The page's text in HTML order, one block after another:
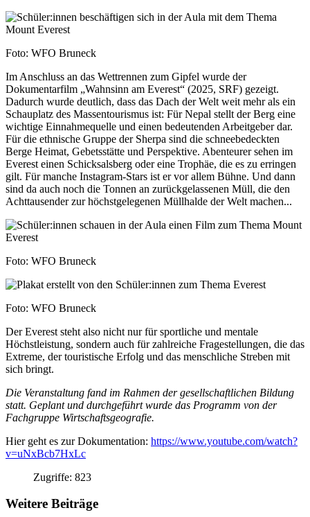
Foto: WFO Bruneck
Im Anschluss an das Wettrennen zum Gipfel wurde der
Dokumentarfilm „Wahnsinn am Everest“ (2025, SRF) gezeigt.
Dadurch wurde deutlich, dass das Dach der Welt weit mehr als ein
Schauplatz des Massentourismus ist: Für Nepal stellt der Berg eine
wichtige Einnahmequelle und einen bedeutenden Arbeitgeber dar.
Für die ethnische Gruppe der Sherpa sind die schneebedeckten
Berge Heimat, Gebetsstätte und Perspektive. Abenteurer sehen im
Everest einen Schicksalsberg oder eine Trophäe, die es zu erringen
gilt. Für manche Instagram-Stars ist er vor allem Bühne. Und dann
sind da auch noch die Tonnen an zurückgelassenen Müll, die den
Achttausender zur höchstgelegenen Müllhalde der Welt machen...
Foto: WFO Bruneck
Foto: WFO Bruneck
Der Everest steht also nicht nur für sportliche und mentale
Höchstleistung, sondern auch für zahlreiche Fragestellungen, die das
Extreme, der touristische Erfolg und das menschliche Streben mit
sich bringt.
Die Veranstaltung fand im Rahmen der gesellschaftlichen Bildung
statt. Geplant und durchgeführt wurde das Programm von der
Fachgruppe Wirtschaftsgeografie.
Hier geht es zur Dokumentation: https://www.youtube.com/watch?
v=uNxBcb7HxLc
Zugriffe: 823
Weitere Beiträge